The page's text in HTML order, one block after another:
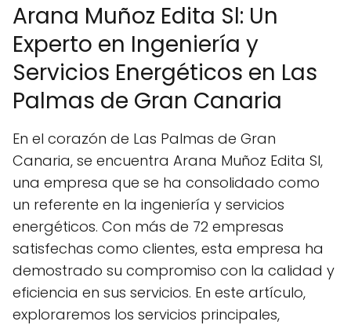
Arana Muñoz Edita Sl: Un
Experto en Ingeniería y
Servicios Energéticos en Las
Palmas de Gran Canaria
En el corazón de Las Palmas de Gran
Canaria, se encuentra Arana Muñoz Edita Sl,
una empresa que se ha consolidado como
un referente en la ingeniería y servicios
energéticos. Con más de 72 empresas
satisfechas como clientes, esta empresa ha
demostrado su compromiso con la calidad y
eficiencia en sus servicios. En este artículo,
exploraremos los servicios principales,